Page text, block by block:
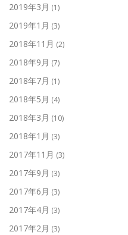
2019年3月 (1)
2019年1月 (3)
2018年11月 (2)
2018年9月 (7)
2018年7月 (1)
2018年5月 (4)
2018年3月 (10)
2018年1月 (3)
2017年11月 (3)
2017年9月 (3)
2017年6月 (3)
2017年4月 (3)
2017年2月 (3)